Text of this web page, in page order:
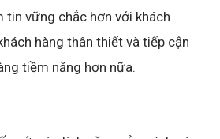
vững chắc hơn với khách
hàng thân thiết và tiếp cận
tiềm năng hơn nữa.